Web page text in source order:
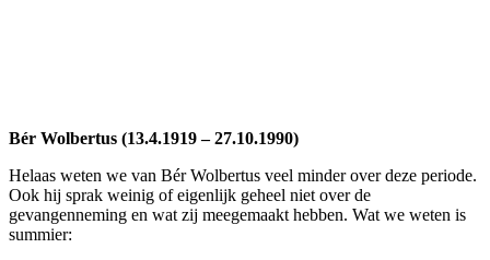
Bér Wolbertus (13.4.1919 – 27.10.1990)
Helaas weten we van Bér Wolbertus veel minder over deze periode.
Ook hij sprak weinig of eigenlijk geheel niet over de
gevangenneming en wat zij meegemaakt hebben. Wat we weten is
summier: